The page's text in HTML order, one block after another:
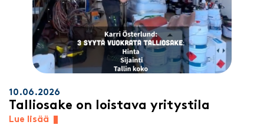
10.06.2026
Talliosake on loistava yritystila
Lue lisää